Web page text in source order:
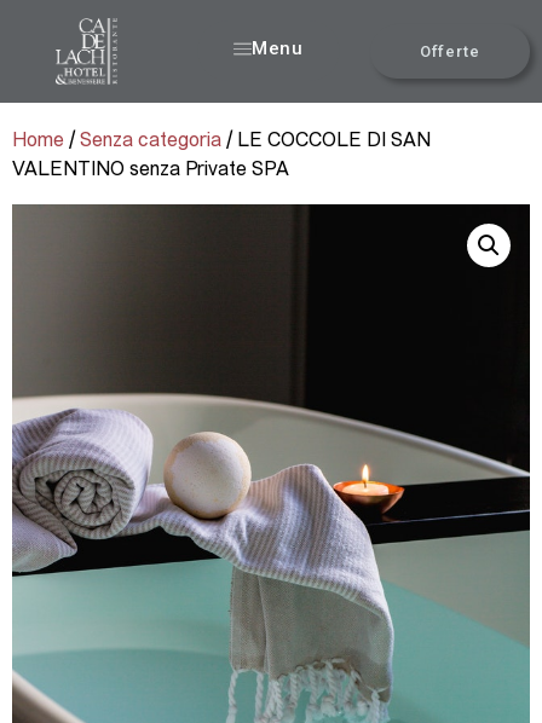
Menu Offerte
Home / Senza categoria / LE COCCOLE DI SAN
VALENTINO senza Private SPA